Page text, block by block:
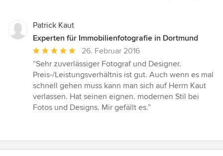
Patrick Kaut
Experten für Immobilienfotografie in Dortmund
Durchschnittliche
Bewertung:
5
von
5
Sternen
26. Februar 2016
“Sehr zuverlässiger Fotograf und Designer.
Preis-/Leistungsverhältnis ist gut. Auch wenn es mal
schnell gehen muss kann man sich auf Herrn Kaut
verlassen. Hat seinen eignen. modernen Stil bei
Fotos und Designs. Mir gefällt es.”